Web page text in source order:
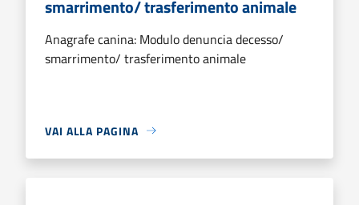
smarrimento/ trasferimento animale
Anagrafe canina: Modulo denuncia decesso/
smarrimento/ trasferimento animale
VAI ALLA PAGINA